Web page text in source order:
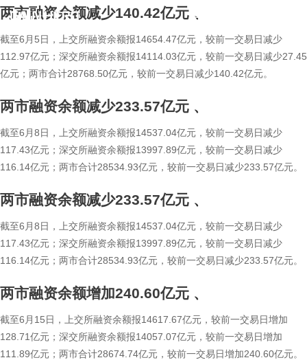
两市融资余额减少140.42亿元 、
截至6月5日，上交所融资余额报14654.47亿元，较前一交易日减少
112.97亿元；深交所融资余额报14114.03亿元，较前一交易日减少27.45
亿元；两市合计28768.50亿元，较前一交易日减少140.42亿元。
两市融资余额减少233.57亿元 、
截至6月8日，上交所融资余额报14537.04亿元，较前一交易日减少
117.43亿元；深交所融资余额报13997.89亿元，较前一交易日减少
116.14亿元；两市合计28534.93亿元，较前一交易日减少233.57亿元。
两市融资余额减少233.57亿元 、
截至6月8日，上交所融资余额报14537.04亿元，较前一交易日减少
117.43亿元；深交所融资余额报13997.89亿元，较前一交易日减少
116.14亿元；两市合计28534.93亿元，较前一交易日减少233.57亿元。
两市融资余额增加240.60亿元 、
截至6月15日，上交所融资余额报14617.67亿元，较前一交易日增加
128.71亿元；深交所融资余额报14057.07亿元，较前一交易日增加
111.89亿元；两市合计28674.74亿元，较前一交易日增加240.60亿元。